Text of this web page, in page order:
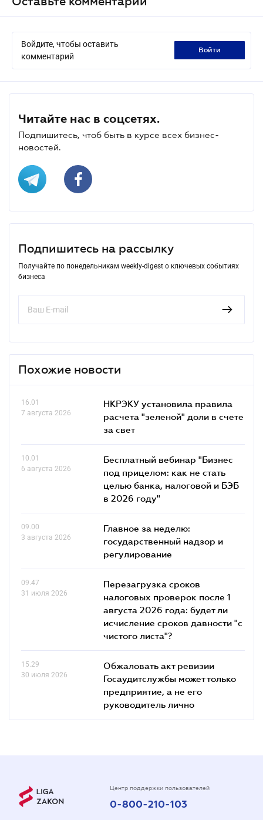
Войдите, чтобы оставить
комментарий
войти
Читайте нас в соцсетях.
Подпишитесь, чтоб быть в курсе всех бизнес-
новостей.
Подпишитесь на рассылку
Получайте по понедельникам weekly-digest о ключевых событиях
бизнеса
Похожие новости
16.01
7 августа 2026
НКРЭКУ установила правила
расчета "зеленой" доли в счете
за свет
10.01
6 августа 2026
Бесплатный вебинар "Бизнес
под прицелом: как не стать
целью банка, налоговой и БЭБ
в 2026 году"
09.00
3 августа 2026
Главное за неделю:
государственный надзор и
регулирование
09.47
31 июля 2026
Перезагрузка сроков
налоговых проверок после 1
августа 2026 года: будет ли
исчисление сроков давности "с
чистого листа"?
15.29
30 июля 2026
Обжаловать акт ревизии
Госаудитслужбы может только
предприятие, а не его
руководитель лично
Центр поддержки пользователей
0-800-210-103